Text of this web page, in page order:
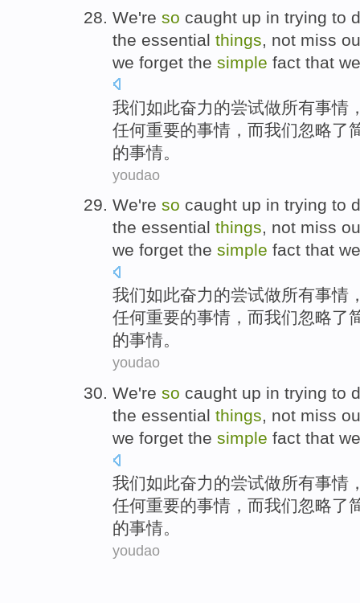
We're so caught up in trying to
the essential things not miss
we forget the simple fact that we
我们如此奋力的尝试做所有事情
任何重要的事情，而我们忽略了
的事情。
youdao
We're so caught up in trying to
the essential things, not miss
we forget the simple fact that we
我们如此奋力的尝试做所有事情
任何重要的事情，而我们忽略了
的事情。
youdao
We're so caught up in trying to
the essential things, not miss
we forget the simple fact that we
我们如此奋力的尝试做所有事情
任何重要的事情，而我们忽略了
的事情。
youdao